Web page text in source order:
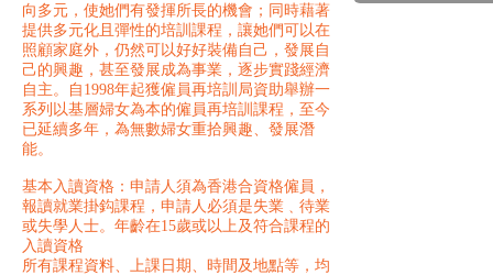
向多元，使她們有發揮所長的機會；同時藉著
提供多元化且彈性的培訓課程，讓她們可以在
照顧家庭外，仍然可以好好裝備自己，發展自
己的興趣，甚至發展成為事業，逐步實踐經濟
自主。自1998年起獲僱員再培訓局資助舉辦一
系列以基層婦女為本的僱員再培訓課程，至今
已延續多年，為無數婦女重拾興趣、發展潛
能。
基本入讀資格：申請人須為香港合資格僱員，
報讀就業掛鈎課程，申請人必須是失業﹑待業
或失學人士。年齡在15歲或以上及符合課程的
入讀資格
所有課程資料、上課日期、時間及地點等，均